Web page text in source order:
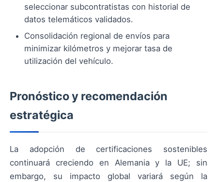
seleccionar subcontratistas con historial de
datos telemáticos validados.
Consolidación regional de envíos para
minimizar kilómetros y mejorar tasa de
utilización del vehículo.
Pronóstico y recomendación
estratégica
La adopción de certificaciones sostenibles
continuará creciendo en Alemania y la UE; sin
embargo, su impacto global variará según la